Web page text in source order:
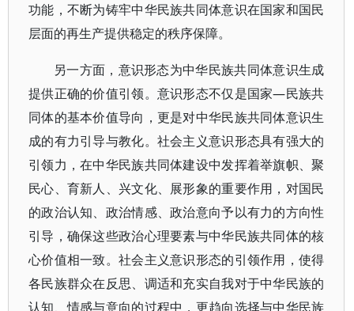
功能，不断为铸牢中华民族共同体意识在国家和国民
层面的再生产提供稳定的秩序保障。
另一方面，意识形态为中华民族共同体意识生成
提供正确的价值引领。意识形态不仅是国家—民族共
同体的基本价值导向，更是对中华民族共同体意识生
成的有力引导与教化。社会主义意识形态具有强大的
引领力，在中华民族共同体建设中发挥着举旗帜、聚
民心、育新人、兴文化、展形象的重要作用，对国民
的政治认知、政治情感、政治意向予以有力的方向性
引导，确保这些政治心理要素与中华民族共同体的核
心价值相一致。社会主义意识形态的引领作用，使得
各民族群众在反思、调适和充实自我对于中华民族的
认知、情感与意向的过程中，更趋向选择与中华民族